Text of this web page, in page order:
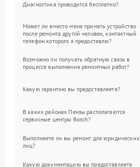
Диагностика проводится бесплатно?
Может ли вместо меня принять устройство
после ремонта другой человек, контактный
телефон которого я предоставлю?
Возможно ли получать обратную связь в
процессе выполнения ремонтных работ?
Какую гарантию вы предоставляете?
В каких районах Пензы располагаются
сервисные центры Bosch?
Выполняете ли вы ремонт для юридических
лиц?
Какую документацию вы предоставляете